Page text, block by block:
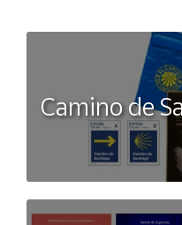
Camino de